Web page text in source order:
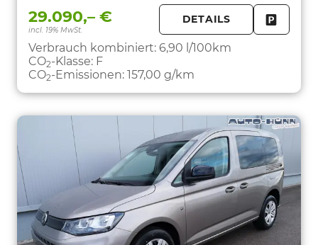
29.090,– €
incl. 19% MwSt.
DETAILS
Verbrauch kombiniert: 6,90 l/100km
CO2-Klasse: F
CO2-Emissionen: 157,00 g/km